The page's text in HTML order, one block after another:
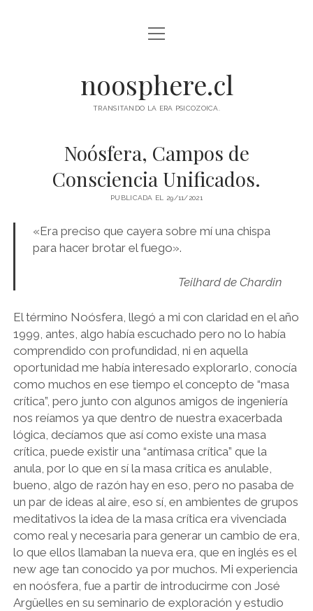
INICIO
PROGRAMA DE ACTIVIDADES
TU NAWAL NATAL
BLOG
ANKARI HUASI
PSICOZOICA EDITORES
abrir
menú
noosphere.cl
TRANSITANDO LA ERA PSICOZOICA.
Noósfera, Campos de
Consciencia Unificados.
PUBLICADA EL 29/11/2021
«Era preciso que cayera sobre mí una chispa
para hacer brotar el fuego».
Teilhard de Chardin
El término Noósfera, llegó a mi con claridad en el año
1999, antes, algo había escuchado pero no lo había
comprendido con profundidad, ni en aquella
oportunidad me había interesado explorarlo, conocía
como muchos en ese tiempo el concepto de “masa
crítica”, pero junto con algunos amigos de ingeniería
nos reíamos ya que dentro de nuestra exacerbada
lógica, decíamos que así como existe una masa
crítica, puede existir una “antímasa crítica” que la
anula, por lo que en sí la masa crítica es anulable,
bueno, algo de razón hay en eso, pero no pasaba de
un par de ideas al aire, eso sí, en ambientes de grupos
meditativos la idea de la masa crítica era vivenciada
como real y necesaria para generar un cambio de era,
lo que ellos llamaban la nueva era, que en inglés es el
new age tan conocido ya por muchos. Mi experiencia
en noósfera, fue a partir de introducirme con José
Argüelles en su seminario de exploración y estudio